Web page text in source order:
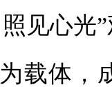
心光”
体，